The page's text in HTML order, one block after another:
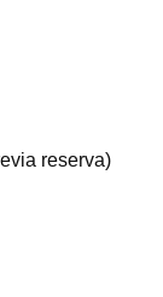
reserva)